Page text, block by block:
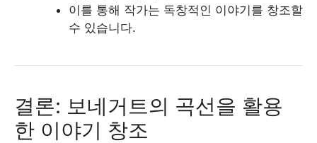
이를 통해 작가는 독창적인 이야기를 창조할
수 있습니다.
결론: 보네거트의 곡선을 활용
한 이야기 창조